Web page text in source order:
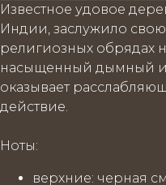
Известное удовое
Индии, заслужило
религиозных обрядах
насыщенный дымный
оказывает
действие.
Ноты:
верхние: черная